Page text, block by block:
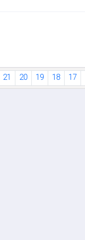
17
18
19
20
21